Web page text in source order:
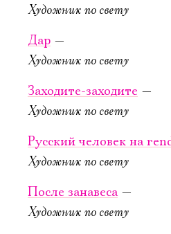
3 октября, 14:00
Алиса в За­
зер­калье
Большой зал
Художник по свету
Дар —
Художник по свету
Заходите-заходите —
Художник по свету
Русский человек на
Художник по свету
После занавеса —
Художник по свету